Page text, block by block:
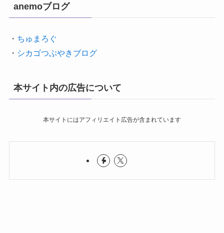
anemoブログ
・ ちゅまろぐ
・ シカゴつぶやきブログ
本サイト内の広告について
本サイトにはアフィリエイト広告が含まれています